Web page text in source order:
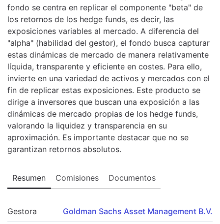
fondo se centra en replicar el componente "beta" de
los retornos de los hedge funds, es decir, las
exposiciones variables al mercado. A diferencia del
"alpha" (habilidad del gestor), el fondo busca capturar
estas dinámicas de mercado de manera relativamente
líquida, transparente y eficiente en costes. Para ello,
invierte en una variedad de activos y mercados con el
fin de replicar estas exposiciones. Este producto se
dirige a inversores que buscan una exposición a las
dinámicas de mercado propias de los hedge funds,
valorando la liquidez y transparencia en su
aproximación. Es importante destacar que no se
garantizan retornos absolutos.
Resumen Comisiones Documentos
Gestora Goldman Sachs Asset Management B.V.